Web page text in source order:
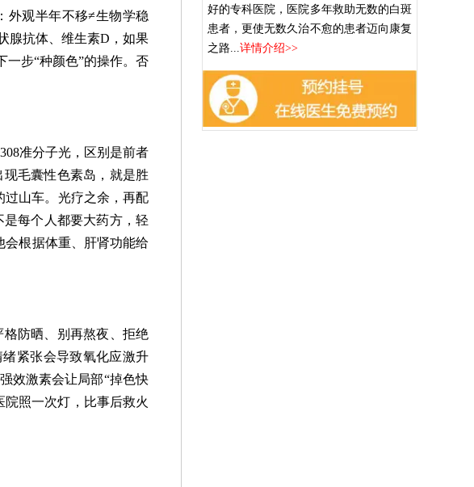
外观半年不移≠生物学稳
腺抗体、维生素D，如果
一步“种颜色”的操作。否
准分子光，区别是前者
毛囊性色素岛，就是胜
过山车。光疗之余，再配
每个人都要大药方，轻
会根据体重、肝肾功能给
防晒、别再熬夜、拒绝
紧张会导致氧化应激升
效激素会让局部“掉色快
照一次灯，比事后救火
好的专科医院，医院多年救助无数的白斑
患者，更使无数久治不愈的患者迈向康复
之路...详情介绍>>